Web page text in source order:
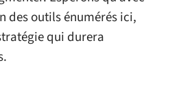
des outils énumérés ici,
qui durera